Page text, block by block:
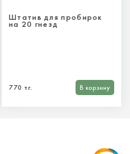
Штатив для пробирок
на 20 гнезд
770 тг. В корзину